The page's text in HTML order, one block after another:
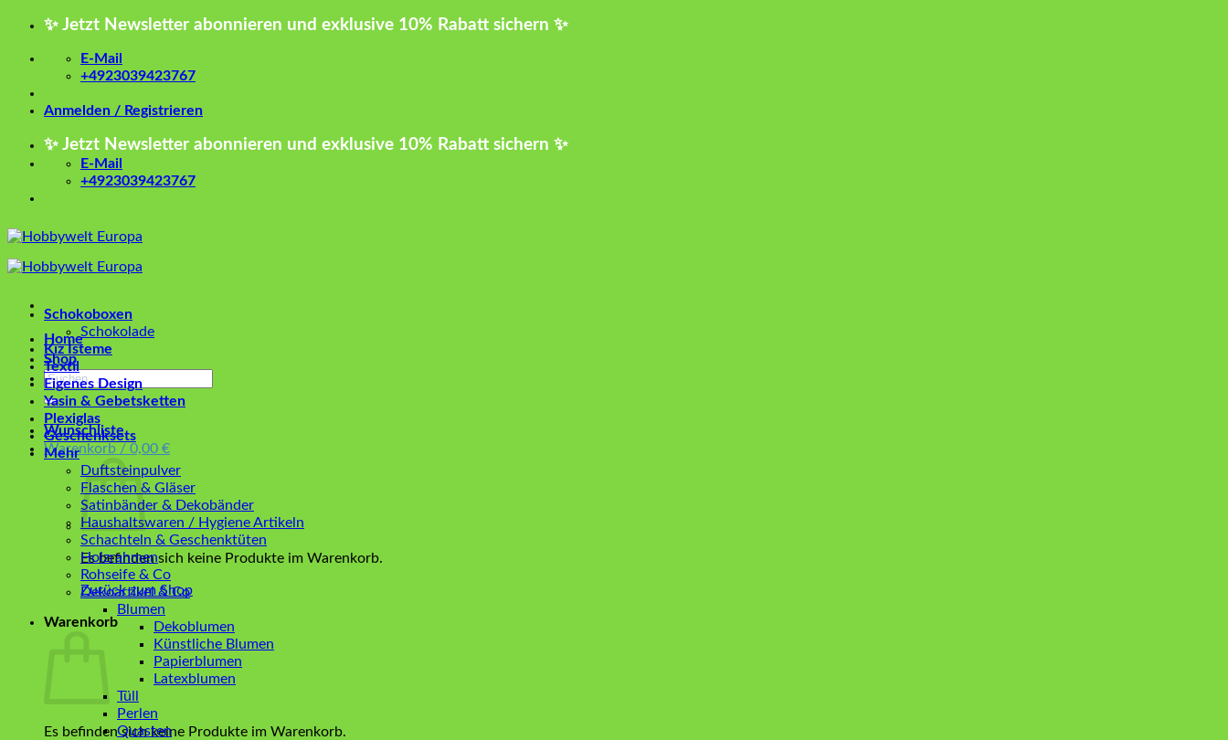
Zum
springen
✨ Jetzt Newsletter abonnieren und exklusive 10% Rabatt sichern ✨
E-Mail
+4923039423767
Anmelden / Registrieren
✨ Jetzt Newsletter abonnieren und exklusive 10% Rabatt sichern ✨
E-Mail
+4923039423767
Home
Shop
Suchen
nach:
Wunschliste
Warenkorb / 0,00 €
Es befinden sich keine Produkte im Warenkorb.
Zurück zum Shop
Warenkorb
Es befinden sich keine Produkte im Warenkorb.
Schokoboxen
Schokolade
Kız İsteme
Textil
Eigenes Design
Yasin & Gebetsketten
Plexiglas
Geschenksets
Mehr
Duftsteinpulver
Flaschen & Gläser
Satinbänder & Dekobänder
Haushaltswaren / Hygiene Artikeln
Schachteln & Geschenktüten
Holzrahmen
Rohseife & Co
Dekoartikel & Co
Blumen
Dekoblumen
Künstliche Blumen
Papierblumen
Latexblumen
Tüll
Perlen
Quasten